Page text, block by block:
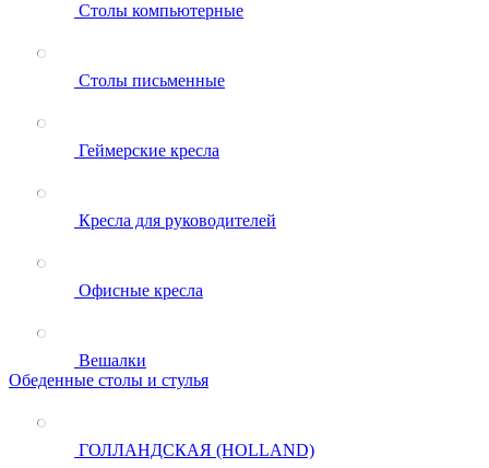
Столы компьютерные
Столы письменные
Геймерские кресла
Кресла для руководителей
Офисные кресла
Вешалки
Обеденные столы и стулья
ГОЛЛАНДСКАЯ (HOLLAND)